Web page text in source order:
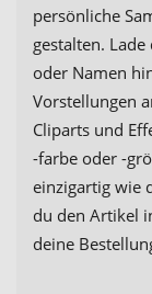
persönliche
gestalten.
oder Namen
Vorstellungen
Cliparts und
-farbe oder -
einzigartig wie
du den Artikel
deine